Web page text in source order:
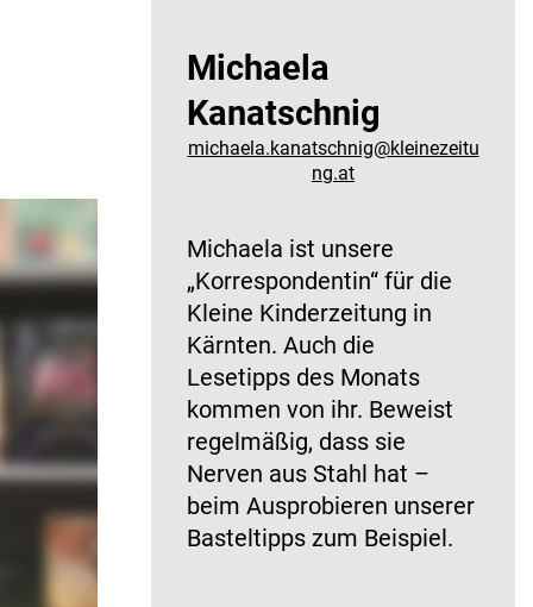
Michaela
Kanatschnig
michaela.kanatschnig@kleinezeitu
ng.at
Michaela ist unsere
„Korrespondentin“ für die
Kleine Kinderzeitung in
Kärnten. Auch die
Lesetipps des Monats
kommen von ihr. Beweist
regelmäßig, dass sie
Nerven aus Stahl hat –
beim Ausprobieren unserer
Basteltipps zum Beispiel.